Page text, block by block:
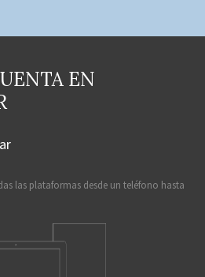
EN
las plataformas desde un teléfono hasta